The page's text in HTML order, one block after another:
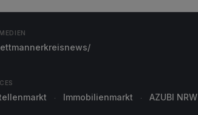
Immobilienmarkt AZUBI NRW